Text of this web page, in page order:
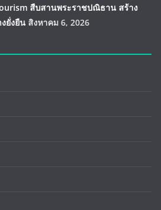
สืบสานพระราชปณิธาน สร้าง
ยั่งยืน สิงหาคม 6, 2026